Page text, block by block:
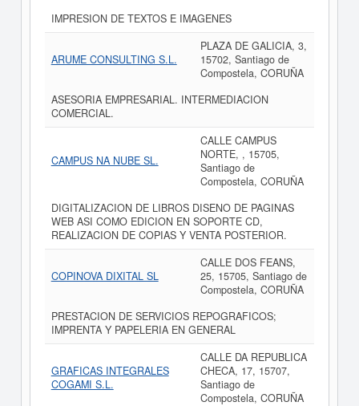
IMPRESION DE TEXTOS E IMAGENES
ARUME CONSULTING S.L.
PLAZA DE GALICIA, 3,
15702, Santiago de
Compostela, CORUÑA
ASESORIA EMPRESARIAL. INTERMEDIACION
COMERCIAL.
CAMPUS NA NUBE SL.
CALLE CAMPUS
NORTE, , 15705,
Santiago de
Compostela, CORUÑA
DIGITALIZACION DE LIBROS DISENO DE PAGINAS
WEB ASI COMO EDICION EN SOPORTE CD,
REALIZACION DE COPIAS Y VENTA POSTERIOR.
COPINOVA DIXITAL SL
CALLE DOS FEANS,
25, 15705, Santiago de
Compostela, CORUÑA
PRESTACION DE SERVICIOS REPOGRAFICOS;
IMPRENTA Y PAPELERIA EN GENERAL
GRAFICAS INTEGRALES
COGAMI S.L.
CALLE DA REPUBLICA
CHECA, 17, 15707,
Santiago de
Compostela, CORUÑA